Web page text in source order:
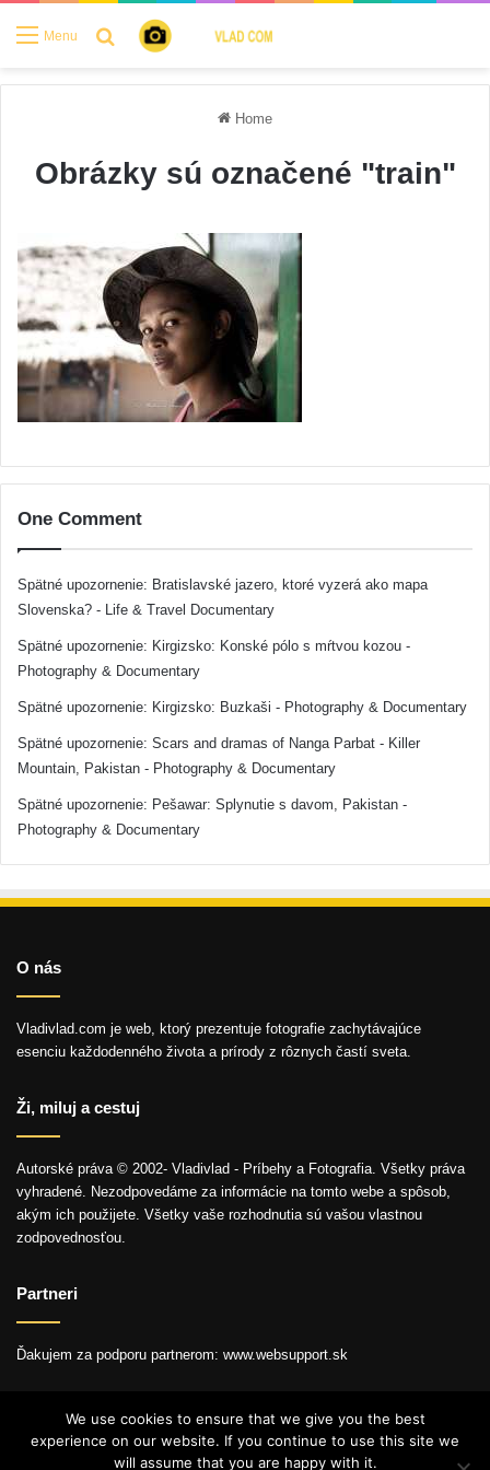
Menu Search for
Home
Obrázky sú označené "train"
One Comment
Spätné upozornenie: Bratislavské jazero, ktoré vyzerá ako mapa
Slovenska? - Life & Travel Documentary
Spätné upozornenie: Kirgizsko: Konské pólo s mŕtvou kozou -
Photography & Documentary
Spätné upozornenie: Kirgizsko: Buzkaši - Photography & Documentary
Spätné upozornenie: Scars and dramas of Nanga Parbat - Killer
Mountain, Pakistan - Photography & Documentary
Spätné upozornenie: Pešawar: Splynutie s davom, Pakistan -
Photography & Documentary
O nás
Vladivlad.com je web, ktorý prezentuje fotografie zachytávajúce
esenciu každodenného života a prírody z rôznych častí sveta.
Ži, miluj a cestuj
Autorské práva © 2002- Vladivlad - Príbehy a Fotografia. Všetky práva
vyhradené. Nezodpovedáme za informácie na tomto webe a spôsob,
akým ich použijete. Všetky vaše rozhodnutia sú vašou vlastnou
zodpovednosťou.
Partneri
Ďakujem za podporu partnerom: www.websupport.sk
© Autorské práva2026, Všetky práva vyhradené.
We use cookies to ensure that we give you the best
experience on our website. If you continue to use this site we
will assume that you are happy with it.